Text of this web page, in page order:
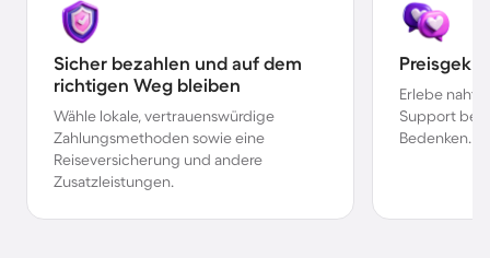
Sicher bezahlen und auf dem
richtigen Weg bleiben
Wähle lokale, vertrauenswürdige
Zahlungsmethoden sowie eine
Reiseversicherung und andere
Zusatzleistungen.
Erlebe
Support bei
Bedenken.